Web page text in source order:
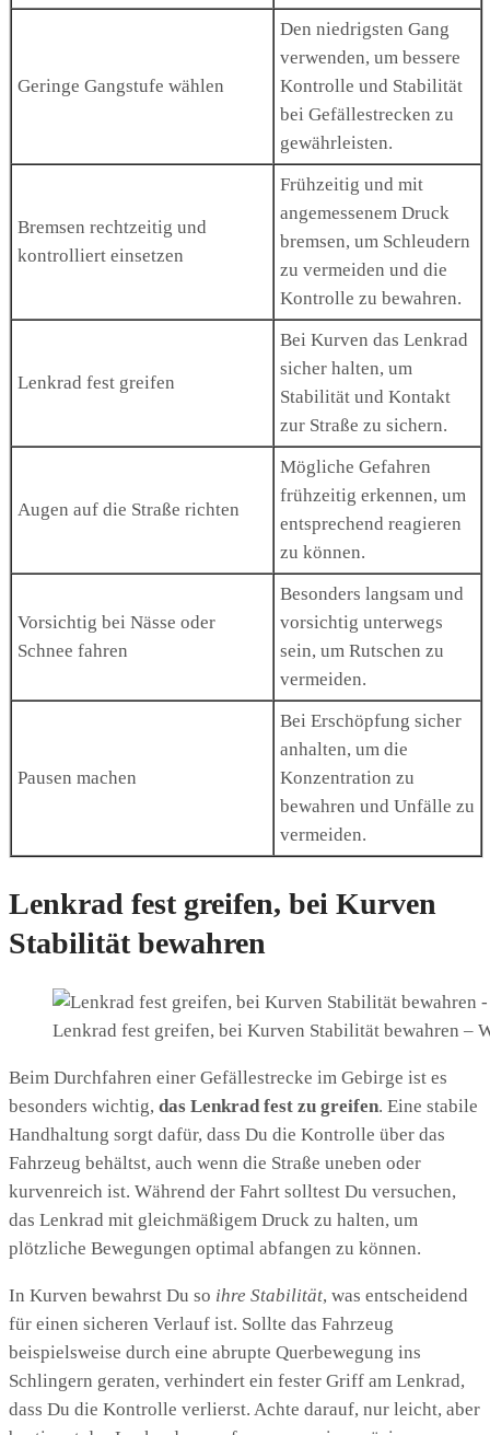
Geringe Gangstufe wählen
Den niedrigsten Gang
verwenden, um bessere
Kontrolle und Stabilität
bei Gefällestrecken zu
gewährleisten.
Bremsen rechtzeitig und
kontrolliert einsetzen
Frühzeitig und mit
angemessenem Druck
bremsen, um Schleudern
zu vermeiden und die
Kontrolle zu bewahren.
Lenkrad fest greifen
Bei Kurven das Lenkrad
sicher halten, um
Stabilität und Kontakt
zur Straße zu sichern.
Augen auf die Straße richten
Mögliche Gefahren
frühzeitig erkennen, um
entsprechend reagieren
zu können.
Vorsichtig bei Nässe oder
Schnee fahren
Besonders langsam und
vorsichtig unterwegs
sein, um Rutschen zu
vermeiden.
Pausen machen
Bei Erschöpfung sicher
anhalten, um die
Konzentration zu
bewahren und Unfälle zu
vermeiden.
Lenkrad fest greifen, bei Kurven
Stabilität bewahren
Lenkrad fest greifen, bei Kurven Stabilität bewahren –
Beim Durchfahren einer Gefällestrecke im Gebirge ist es
besonders wichtig, das Lenkrad fest zu greifen. Eine stabile
Handhaltung sorgt dafür, dass Du die Kontrolle über das
Fahrzeug behältst, auch wenn die Straße uneben oder
kurvenreich ist. Während der Fahrt solltest Du versuchen,
das Lenkrad mit gleichmäßigem Druck zu halten, um
plötzliche Bewegungen optimal abfangen zu können.
In Kurven bewahrst Du so ihre Stabilität, was entscheidend
für einen sicheren Verlauf ist. Sollte das Fahrzeug
beispielsweise durch eine abrupte Querbewegung ins
Schlingern geraten, verhindert ein fester Griff am Lenkrad,
dass Du die Kontrolle verlierst. Achte darauf, nur leicht, aber